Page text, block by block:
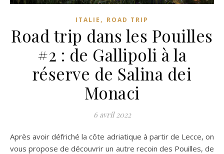
ITALIE , ROAD TRIP
Road trip dans les Pouilles
#2 : de Gallipoli à la
réserve de Salina dei
Monaci
6 avril 2022
Après avoir défriché la côte adriatique à partir de Lecce, on
vous propose de découvrir un autre recoin des Pouilles, de